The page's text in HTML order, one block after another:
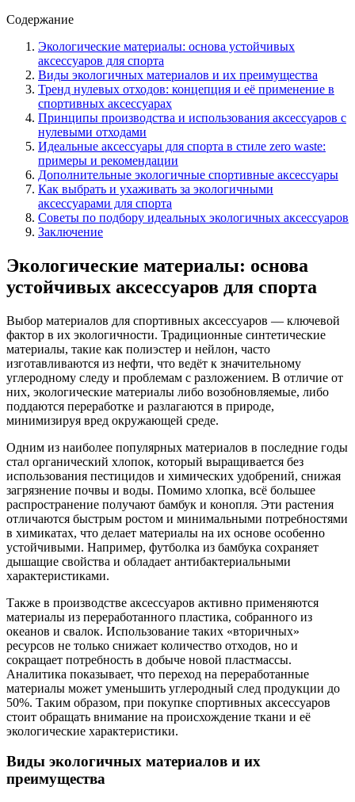
Содержание
Экологические материалы: основа устойчивых
аксессуаров для спорта
Виды экологичных материалов и их преимущества
Тренд нулевых отходов: концепция и её применение в
спортивных аксессуарах
Принципы производства и использования аксессуаров с
нулевыми отходами
Идеальные аксессуары для спорта в стиле zero waste:
примеры и рекомендации
Дополнительные экологичные спортивные аксессуары
Как выбрать и ухаживать за экологичными
аксессуарами для спорта
Советы по подбору идеальных экологичных аксессуаров
Заключение
Экологические материалы: основа
устойчивых аксессуаров для спорта
Выбор материалов для спортивных аксессуаров — ключевой
фактор в их экологичности. Традиционные синтетические
материалы, такие как полиэстер и нейлон, часто
изготавливаются из нефти, что ведёт к значительному
углеродному следу и проблемам с разложением. В отличие от
них, экологические материалы либо возобновляемые, либо
поддаются переработке и разлагаются в природе,
минимизируя вред окружающей среде.
Одним из наиболее популярных материалов в последние годы
стал органический хлопок, который выращивается без
использования пестицидов и химических удобрений, снижая
загрязнение почвы и воды. Помимо хлопка, всё большее
распространение получают бамбук и конопля. Эти растения
отличаются быстрым ростом и минимальными потребностями
в химикатах, что делает материалы на их основе особенно
устойчивыми. Например, футболка из бамбука сохраняет
дышащие свойства и обладает антибактериальными
характеристиками.
Также в производстве аксессуаров активно применяются
материалы из переработанного пластика, собранного из
океанов и свалок. Использование таких «вторичных»
ресурсов не только снижает количество отходов, но и
сокращает потребность в добыче новой пластмассы.
Аналитика показывает, что переход на переработанные
материалы может уменьшить углеродный след продукции до
50%. Таким образом, при покупке спортивных аксессуаров
стоит обращать внимание на происхождение ткани и её
экологические характеристики.
Виды экологичных материалов и их
преимущества